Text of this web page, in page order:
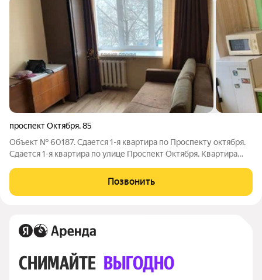
проспект Октября,85
Объект № 60187. Сдается 1-я квартира по Проспекту октября.
Сдается 1-я квартира по улице Проспект Октября, Квартира
ремонтом. Вся мебель и техника имеется.
Позвонить
СНИМАЙТЕ ВЫГОДНО